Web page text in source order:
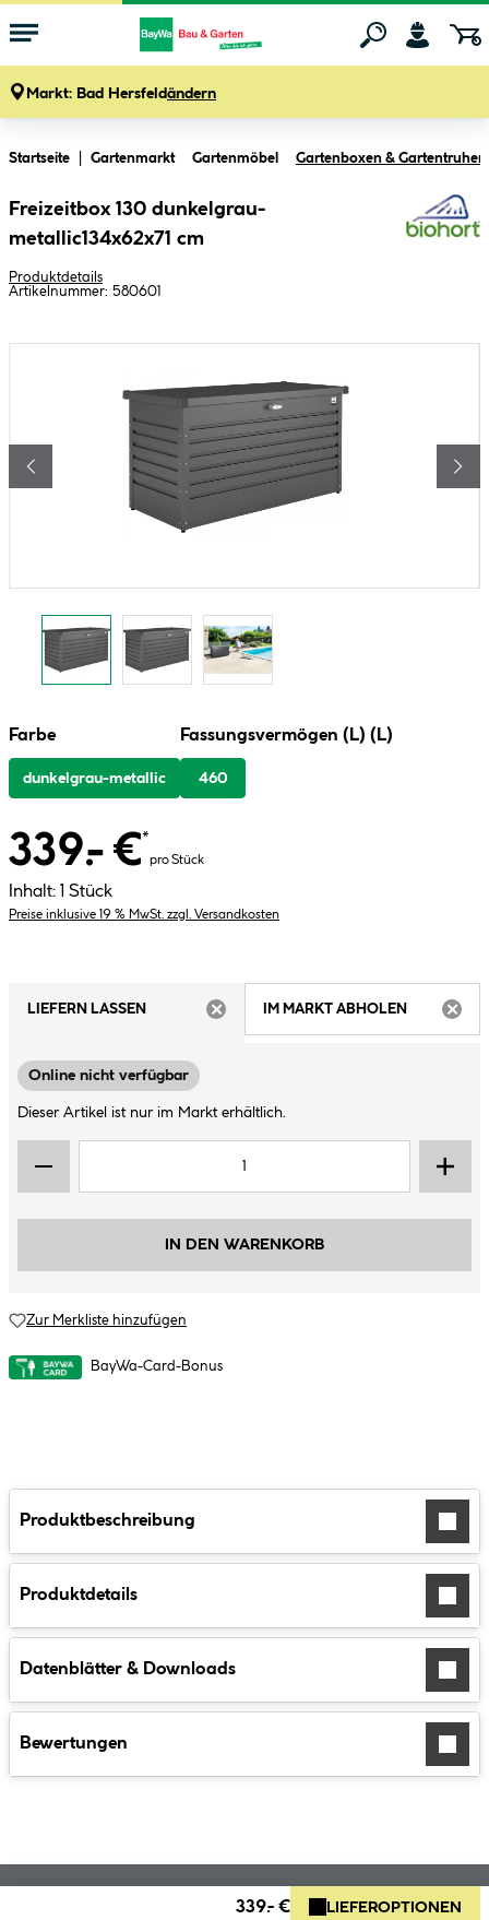
Markt: Bad Hersfeldändern
Startseite Gartenmarkt Gartenmöbel Gartenboxen & Gartentruhen
Freizeitbox 130 dunkelgrau-
metallic134x62x71 cm
Produktdetails
Artikelnummer: 580601
Farbe
dunkelgrau-metallic
Fassungsvermögen (L) (L)
460
339.- €*
pro Stück
Inhalt: 1 Stück
Preise inklusive 19 % MwSt. zzgl. Versandkosten
LIEFERN LASSEN
IM MARKT ABHOLEN
Online nicht verfügbar
Dieser Artikel ist nur im Markt erhältlich.
IN DEN WARENKORB
Zur Merkliste hinzufügen
BayWa-Card-Bonus
Produktbeschreibung
Produktdetails
Datenblätter & Downloads
Bewertungen
339.- € LIEFEROPTIONEN